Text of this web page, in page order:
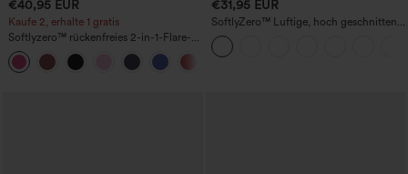
€40,95 EUR
Kaufe 2, erhalte 1 gratis
Softlyzero™ rückenfreies 2-in-1-Flare-
Trainingskleid – Wannabe – Easy Peezy
€31,95 EUR
SoftlyZero™ Luftige, hoch geschnittene,
geraffte InstantCool-Yogashorts 3'' mit
Taschen